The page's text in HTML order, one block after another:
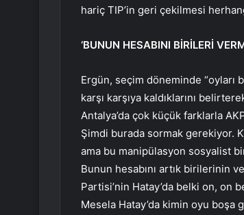
hariç TIP’in geri çekilmesi
‘BUNUN HESABINI BİRİLERİ
Ergün, seçim döneminde
karşı karşıya kaldıklarını
Antalya’da çok küçük farklarla
Şimdi burada sormak gerekiyor.
ama bu manipülasyon sosyalist
Bunun hesabını artık birilerinin
Partisi’nin Hatay’da belki on, on
Mesela Hatay’da kimin oyu boşa